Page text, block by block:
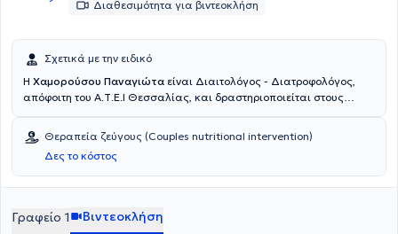
Διαθεσιμότητα για βιντεοκλήση
Σχετικά με την ειδικό
Η Χαμορούσου Παναγιώτα είναι Διαιτολόγος - Διατροφολόγος,
απόφοιτη του Α.Τ.Ε.Ι Θεσσαλίας, και δραστηριοποιείται στους
κομμάτι της ζωής μας και πως το κλειδί βρίσκεται στην ισορροπία.
Στόχος της, να σας βοηθήσει να υιοθετήσετε ισορροπημένη
διατροφή, αναπτύσσοντας παράλληλα διατροφική συνείδηση.
Χωρίς αυστηρούς κανόνες, καλά και κακά, υγιεινά και ανθυγιεινά
προτιμήσεις του καθένα, δημιουργείται μια διατροφή πλούσια,
γεμάτη με θρεπτικές επιλογές -όχι μονότονες, περιοριστικές ή
Θεραπεία ζεύγους (Couples nutritional intervention)
Δες το κόστος
Γραφείο 1 Βιντεοκλήση